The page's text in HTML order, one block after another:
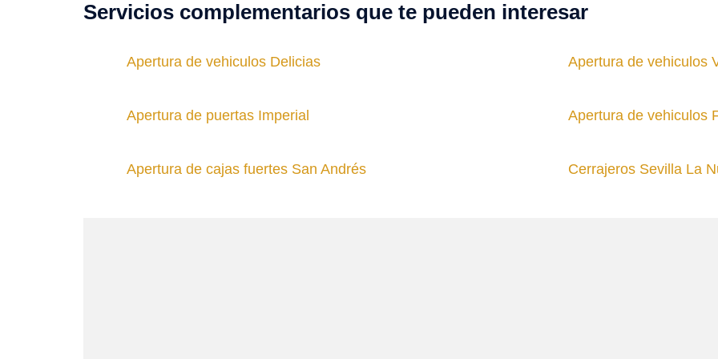
Servicios complementarios que te pueden interesar
Apertura de vehiculos Delicias Apertura de vehiculos
Apertura de puertas Imperial Apertura de vehiculos
Apertura de cajas fuertes San Andrés Cerrajeros Sevilla La